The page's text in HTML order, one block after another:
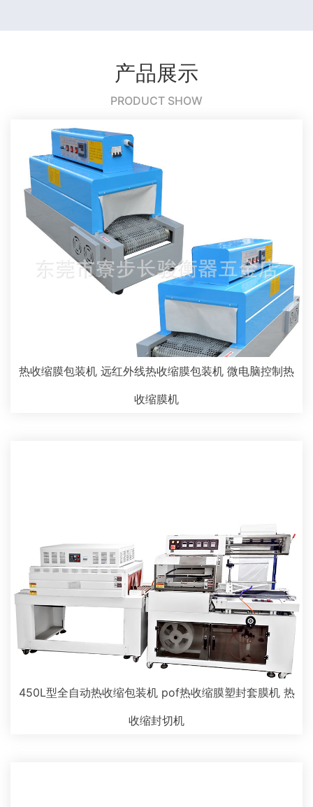
产品展示
PRODUCT SHOW
热收缩膜包装机 远红外线热收缩膜包装机 微电脑控制热
收缩膜机
450L型全自动热收缩包装机 pof热收缩膜塑封套膜机 热
收缩封切机